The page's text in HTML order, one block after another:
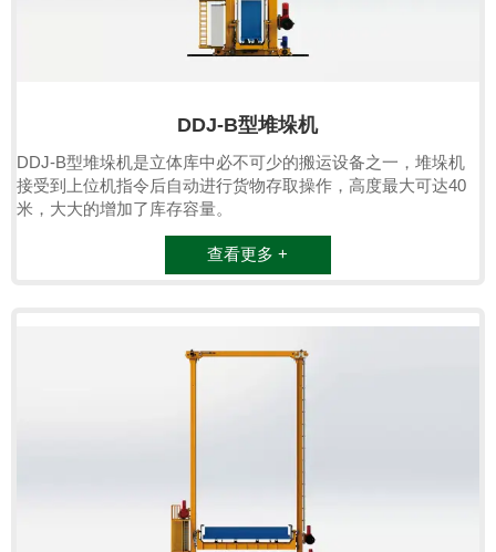
DDJ-B型堆垛机
DDJ-B型堆垛机是立体库中必不可少的搬运设备之一，堆垛机
接受到上位机指令后自动进行货物存取操作，高度最大可达40
米，大大的增加了库存容量。
查看更多 +